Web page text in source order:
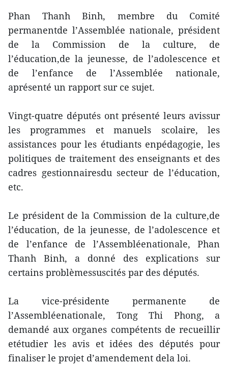
Phan Thanh Binh, membre du Comité
permanentde l’Assemblée nationale, président
de la Commission de la culture, de
l’éducation,de la jeunesse, de l’adolescence et
de l’enfance de l’Assemblée nationale,
aprésenté un rapport sur ce sujet.
Vingt-quatre députés ont présenté leurs avissur
les programmes et manuels scolaire, les
assistances pour les étudiants enpédagogie, les
politiques de traitement des enseignants et des
cadres gestionnairesdu secteur de l’éducation,
etc.
Le président de la Commission de la culture,de
l’éducation, de la jeunesse, de l’adolescence et
de l’enfance de l’Assembléenationale, Phan
Thanh Binh, a donné des explications sur
certains problèmessuscités par des députés.
La vice-présidente permanente de
l’Assembléenationale, Tong Thi Phong, a
demandé aux organes compétents de recueillir
etétudier les avis et idées des députés pour
finaliser le projet d’amendement dela loi.